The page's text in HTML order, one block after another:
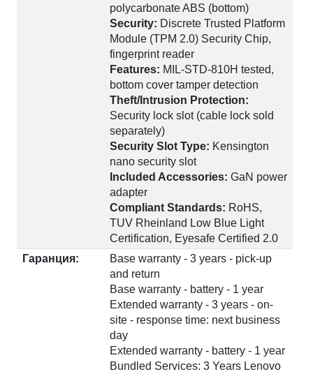
polycarbonate ABS (bottom)
Security: Discrete Trusted Platform
Module (TPM 2.0) Security Chip,
fingerprint reader
Features: MIL-STD-810H tested,
bottom cover tamper detection
Theft/Intrusion Protection:
Security lock slot (cable lock sold
separately)
Security Slot Type: Kensington
nano security slot
Included Accessories:GaN power
adapter
Compliant Standards: RoHS,
TUV Rheinland Low Blue Light
Certification, Eyesafe Certified 2.0
Гаранция:
Base warranty - 3 years - pick-up
and return
Base warranty - battery - 1 year
Extended warranty - 3 years - on-
site - response time: next business
day
Extended warranty - battery - 1 year
Bundled Services: 3 Years Lenovo